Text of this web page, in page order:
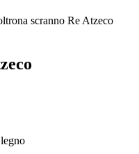
scranno Re Atzeco